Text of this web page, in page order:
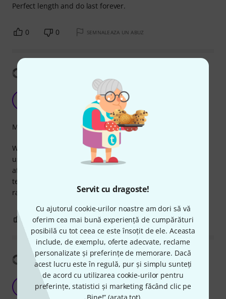
Servit cu dragoste!
Cu ajutorul cookie-urilor noastre am dori să vă
oferim cea mai bună experiență de cumpărături
posibilă cu tot ceea ce este însoțit de ele. Aceasta
include, de exemplu, oferte adecvate, reclame
personalizate și preferințe de memorare. Dacă
acest lucru este în regulă, pur și simplu sunteți
de acord cu utilizarea cookie-urilor pentru
preferințe, statistici și marketing făcând clic pe
Perfect length and do last forever.
0 0 SEMNALEAZA UN ABUZ
skudrupuznis 18.01.2022
When buying cables I usually go for sssnake, cause you
usually get more what you pay for. I mean, all cables brake
after more heavy usage but I kind of feel that these one
tend to last a bit longer than others in the same price
range. Overall it's a very good cable for the price.
Măiestrie
0 SEMNALEAZA UN ABUZ
Arată traducerea
Got this item again and again.
Thomas ADAP 20.04.2026